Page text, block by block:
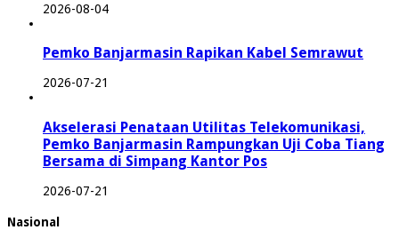
2026-08-04
Pemko Banjarmasin Rapikan Kabel Semrawut
2026-07-21
Akselerasi Penataan Utilitas Telekomunikasi,
Pemko Banjarmasin Rampungkan Uji Coba Tiang
Bersama di Simpang Kantor Pos
2026-07-21
Nasional